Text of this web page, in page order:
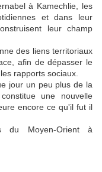
à Kamechlie, les
et dans leur
leur champ
des liens territoriaux
afin de dépasser le
les rapports sociaux.
jour un peu plus de la
une nouvelle
encore ce qu'il fut il
du Moyen-Orient à